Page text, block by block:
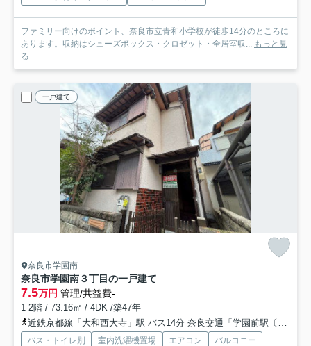
ファミリー向けのポイント、奈良市立青和小学校が徒歩14分のところに
あります。収納はシューズボックス・クロゼット・全居室収... もっと見
る
一戸建て
奈良市学園南
奈良市学園南３丁目の一戸建て
7.5万円 管理/共益費-
1-2階 / 73.16㎡ / 4DK /築47年
近鉄京都線「大和西大寺」駅 バス14分 奈良交通「学園前駅〔南〕」 停歩11分
バス・トイレ別 室内洗濯機置場 エアコン
バルコニー